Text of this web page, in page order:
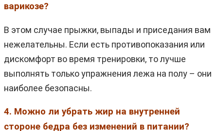
варикозе?
В этом случае прыжки, выпады и приседания вам
нежелательны. Если есть противопоказания или
дискомфорт во время тренировки, то лучше
выполнять только упражнения лежа на полу – они
наиболее безопасны.
4. Можно ли убрать жир на внутренней
стороне бедра без изменений в питании?